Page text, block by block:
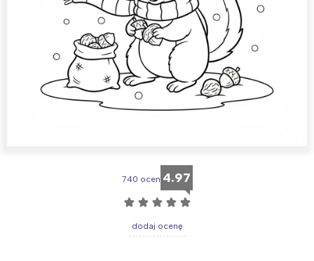
740 ocen 4.97
☆ ☆ ☆ ☆ ☆
dodaj ocenę